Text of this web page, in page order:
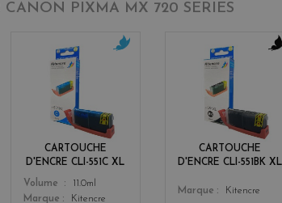
CANON PIXMA MX 720 SERIES
CARTOUCHE
D'ENCRE CLI-551C XL
Color
Volume
11.0ml
Marque
Kitencre
CARTOUCHE
D'ENCRE CLI-551BK XL
Color
k
Marque Kitencre